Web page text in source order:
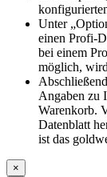
Unter
einen Profi-
bei einem
möglich,
Angaben zu
Warenkorb.
Datenblatt
ist das
×